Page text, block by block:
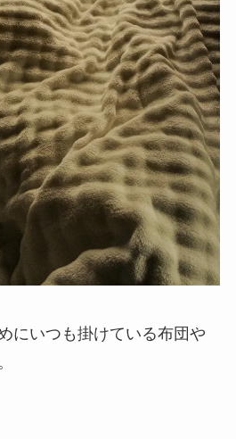
にいつも掛けている布団や